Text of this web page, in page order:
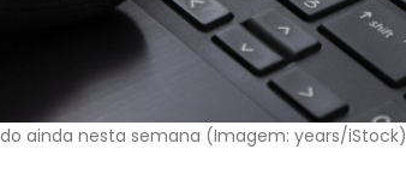
ainda nesta semana (Imagem: years/iStock)